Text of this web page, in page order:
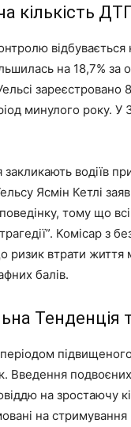
кількість
відбувається
на 18,7%
зареєстровано
минулого року. У
закликають водіїв
Ясмін Кетлі
тому що
Комісар з
ризик втрати
балів.
Тенденція
Введення
на зростаючу
на